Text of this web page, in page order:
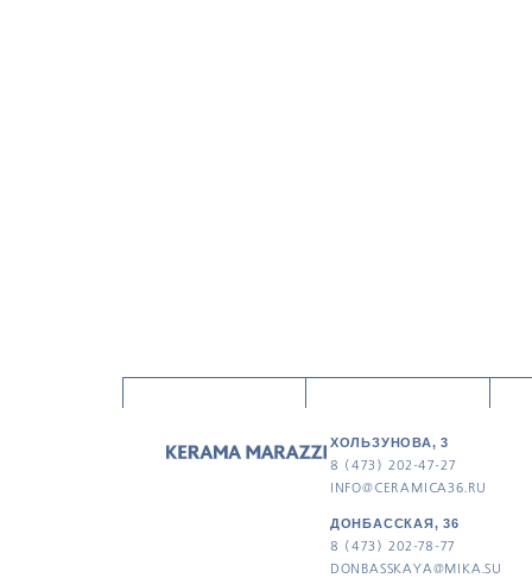
ХОЛЬЗУНОВА, 3
8 (473) 202-47-27
INFO@CERAMICA36.RU
ДОНБАССКАЯ, 36
8 (473) 202-78-77
DONBASSKAYA@MIKA.SU